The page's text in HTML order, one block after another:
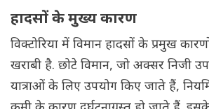
हादसों के मुख्य कारण
विक्टोरिया में विमान हादसों के प्रमुख
खराबी है. छोटे विमान, जो अक्सर निजी
यात्राओं के लिए उपयोग किए जाते हैं,